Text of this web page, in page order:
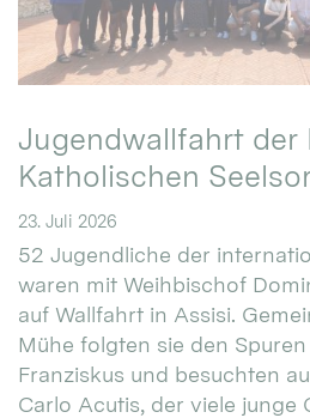
Jugendwallfahrt der
Katholischen
23. Juli 2026
52 Jugendliche der
waren mit Weihbischof
auf Wallfahrt in Assisi.
Mühe folgten sie den
Franziskus und besuchten
Carlo Acutis, der viele junge